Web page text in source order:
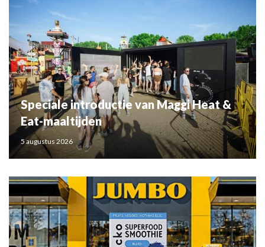
Speciale introductie van Maggi Heat &
Eat-maaltijden
5 augustus 2026